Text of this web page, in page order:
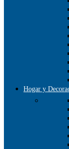
Hogar y